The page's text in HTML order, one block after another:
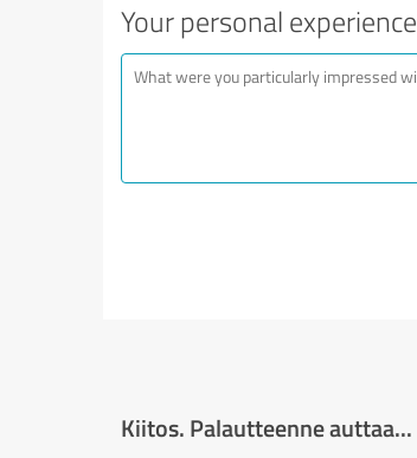
Your personal experience
Kiitos. Palautteenne auttaa...